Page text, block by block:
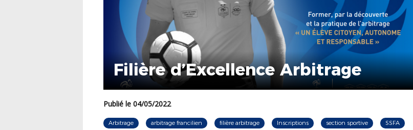
Filière d’Excellence Arbitrage
Publié le 04/05/2022
Arbitrage arbitrage francilien filière arbitrage Inscriptions section sportive SSFA